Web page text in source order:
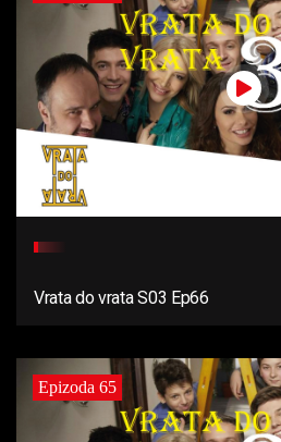
Vrata do vrata S03 Ep66
Epizoda 65